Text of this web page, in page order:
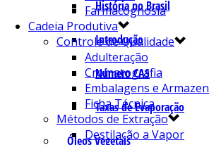
História no Brasil
Introdução
Número CAS
Taxas de Evaporação
Óleos Vegetais
Farmacognosia
Cadeia Produtiva
Controle de Qualidade
Adulteração
Cromatografia
Embalagens e
Ficha Técnica
Métodos de Extração
Destilação a Vapor